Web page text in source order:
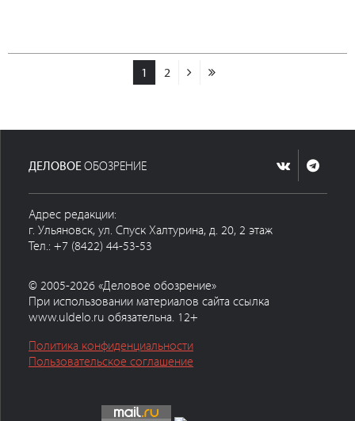
1 2
ДЕЛОВОЕОБОЗРЕНИЕ
Адрес редакции:
г. Ульяновск, ул. Спуск Халтурина, д. 20, 2 этаж
Тел.: +7 (8422) 44-53-53
© 2005-2026 «Деловое обозрение»
При использовании материалов сайта ссылка
www.uldelo.ru обязательна. 12+
Политика конфиденциальности
Пользовательское соглашение